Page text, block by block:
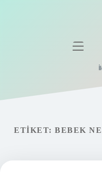
Gizlilik
Yasal Uyarı
Hakkımızda
menüyü
ETIKET: BEBEK